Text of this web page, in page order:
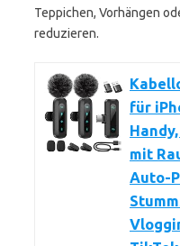
Teppichen, Vorhängen
reduzieren.
für
mit
Auto-